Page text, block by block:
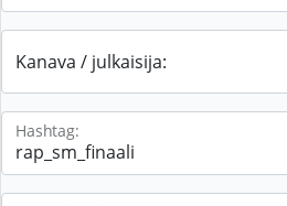
Kanava / julkaisija:
Hashtag: